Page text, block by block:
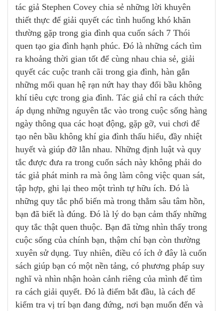
tác giả Stephen Covey chia sẻ những lời khuyên
thiết thực để giải quyết các tình huống khó khăn
thường gặp trong gia đình qua cuốn sách 7 Thói
quen tạo gia đình hạnh phúc. Đó là những cách tìm
ra khoảng thời gian tốt để cùng nhau chia sẻ, giải
quyết các cuộc tranh cãi trong gia đình, hàn gắn
những mối quan hệ rạn nứt hay thay đổi bầu không
khí tiêu cực trong gia đình. Tác giả chỉ ra cách thức
áp dụng những nguyên tắc vào trong cuộc sống hàng
ngày thông qua các hoạt động, gặp gỡ, vui chơi để
tạo nên bầu không khí gia đình thấu hiểu, đầy nhiệt
huyết và giúp đỡ lẫn nhau. Những định luật và quy
tắc được đưa ra trong cuốn sách này không phải do
tác giả phát minh ra mà ông làm công việc quan sát,
tập hợp, ghi lại theo một trình tự hữu ích. Đó là
những quy tắc phổ biến mà trong thẳm sâu tâm hồn,
bạn đã biết là đúng. Đó là lý do bạn cảm thấy những
quy tắc thật quen thuộc. Bạn đã từng nhìn thấy trong
cuộc sống của chính bạn, thậm chí bạn còn thường
xuyên sử dụng. Tuy nhiên, điều có ích ở đây là cuốn
sách giúp bạn có một nền tảng, có phương pháp suy
nghĩ và nhìn nhận hoàn cảnh riêng của mình để tìm
ra cách giải quyết. Đó là điểm bắt đầu, là cách để
kiểm tra vị trí bạn đang đứng, nơi bạn muốn đến và